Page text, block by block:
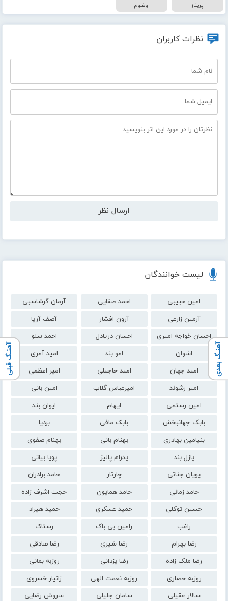
لیست خوانندگان
امین حبیبی احمد صفایی
آرمان گرشاسبی
آرمین زارعی
آرون افشار
آصف آریا
احسان خواجه امیری
احسان دریادل
احمد سلو
اشوان
امو بند
امید آمری
امید جهان
امید حاجیلی
امیر اعظمی
امیر رشوند
امیرعباس گلاب
امین بانی
امین رستمی
ایهام
ایوان بند
بابک جهانبخش
بابک مافی
بردیا
بنیامین بهادری
بهنام بانی
بهنام صفوی
پازل بند
پدرام پالیز
پویا بیاتی
پویان جناتی
چارتار
حامد برادران
حامد زمانی
حامد همایون
حجت اشرف زاده
حسین توکلی
حمید عسکری
حمید هیراد
راغب
رامین بی باک
رستاک
رضا بهرام
رضا شیری
رضا صادقی
رضا ملک زاده
رضا یزدانی
روزبه بمانی
روزبه حصاری
روزبه نعمت الهی
زانیار خسروی
سالار عقیلی
سامان جلیلی
سروش رضایی
آهنـگ بعدی آهنـگ قبلی
پریناز
اوغلوم
نظرات کاربران